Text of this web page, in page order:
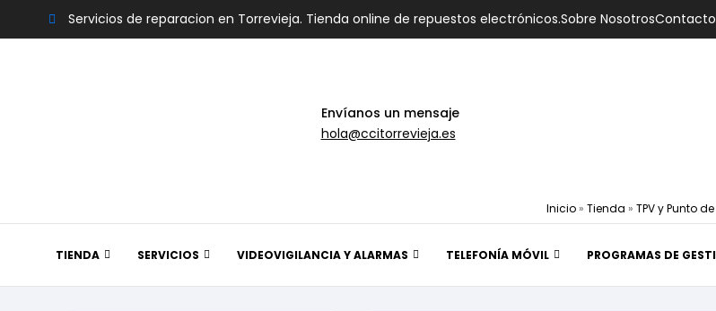
Servicios de reparacion en Torrevieja. Tienda online de repuestos electrónicos.Sobre NosotrosContacto
Envíanos un mensaje
hola@ccitorrevieja.es
Inicio » Tienda » TPV y Punto
TIENDA SERVICIOS VIDEOVIGILANCIA Y ALARMAS TELEFONÍA MÓVIL PROGRAMAS DE